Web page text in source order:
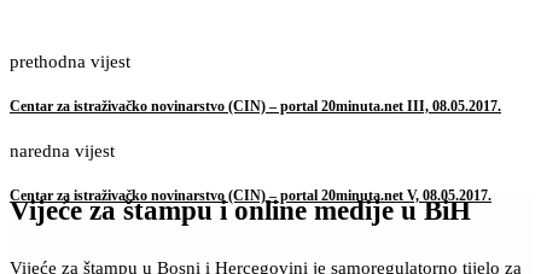
prethodna vijest
Centar za istraživačko novinarstvo (CIN) – portal 20minuta.net III, 08.05.2017.
naredna vijest
Centar za istraživačko novinarstvo (CIN) – portal 20minuta.net V, 08.05.2017.
Vijeće za štampu i online medije u BiH
Vijeće za štampu u Bosni i Hercegovini je samoregulatorno tijelo za